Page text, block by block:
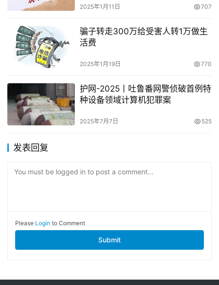
2025年1月11日 707
骗子转走300万给受害人转1万做生
活费
2025年1月19日 770
护网-2025丨吐鲁番网警侦破首例特
种设备领域计算机犯罪案
2025年7月7日 525
发表回复
You must be logged in to post a comment...
Please Login to Comment
Submit